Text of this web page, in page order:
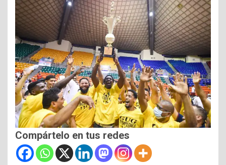
Compártelo en tus redes